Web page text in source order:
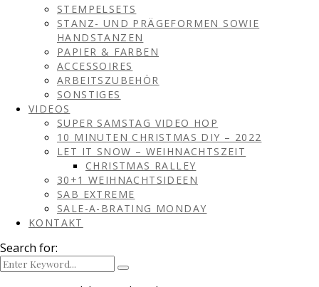
STEMPELSETS
STANZ- UND PRÄGEFORMEN SOWIE
HANDSTANZEN
PAPIER & FARBEN
ACCESSOIRES
ARBEITSZUBEHÖR
SONSTIGES
VIDEOS
SUPER SAMSTAG VIDEO HOP
10 MINUTEN CHRISTMAS DIY – 2022
LET IT SNOW – WEIHNACHTSZEIT
CHRISTMAS RALLEY
30+1 WEIHNACHTSIDEEN
SAB EXTREME
SALE-A-BRATING MONDAY
KONTAKT
Search for: